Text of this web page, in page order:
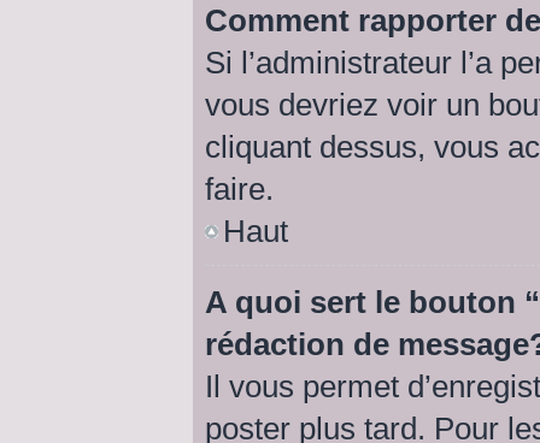
Comment rapporter
Si l’administrateur l’a
vous devriez voir un
cliquant dessus, vous
faire.
Haut
A quoi sert le bouton
rédaction de
Il vous permet
poster plus tard. Pour